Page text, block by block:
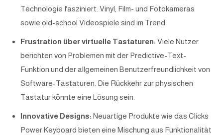
Technologie fasziniert. Vinyl, Film- und Fotokameras
sowie old-school Videospiele sind im Trend.
Frustration über virtuelle Tastaturen: Viele Nutzer
berichten von Problemen mit der Predictive-Text-
Funktion und der allgemeinen Benutzerfreundlichkeit von
Software-Tastaturen. Die Rückkehr zur physischen
Tastatur könnte eine Lösung sein.
Innovative Designs: Neuartige Produkte wie das Clicks
Power Keyboard bieten eine Mischung aus Funktionalität